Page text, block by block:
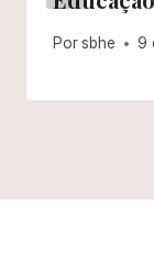
Porsbhe 9